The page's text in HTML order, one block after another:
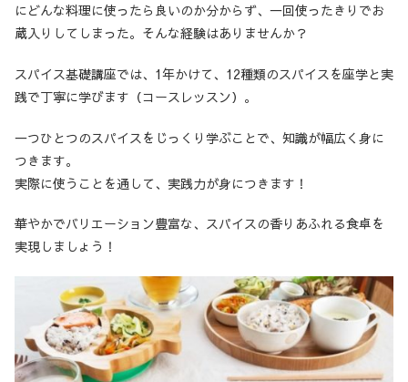
にどんな料理に使ったら良いのか分からず、一回使ったきりでお
蔵入りしてしまった。そんな経験はありませんか？
スパイス基礎講座では、1年かけて、12種類のスパイスを座学と実
践で丁寧に学びます（コースレッスン）。
一つひとつのスパイスをじっくり学ぶことで、知識が幅広く身に
つきます。
実際に使うことを通して、実践力が身につきます！
華やかでバリエーション豊富な、スパイスの香りあふれる食卓を
実現しましょう！